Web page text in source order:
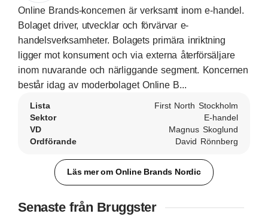
Online Brands-koncernen är verksamt inom e-handel.
Bolaget driver, utvecklar och förvärvar e-
handelsverksamheter. Bolagets primära inriktning
ligger mot konsument och via externa återförsäljare
inom nuvarande och närliggande segment. Koncernen
består idag av moderbolaget Online B...
Lista
First North Stockholm
Sektor
E-handel
VD
Magnus Skoglund
Ordförande
David Rönnberg
Läs mer om Online Brands Nordic
Senaste från Bruggster